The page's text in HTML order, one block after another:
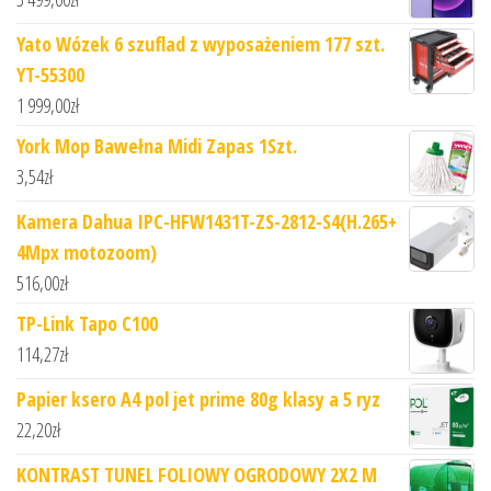
Yato Wózek 6 szuflad z wyposażeniem 177 szt.
YT-55300
1 999,00zł
York Mop Bawełna Midi Zapas 1Szt.
3,54zł
Kamera Dahua IPC-HFW1431T-ZS-2812-S4(H.265+
4Mpx motozoom)
516,00zł
TP-Link Tapo C100
114,27zł
Papier ksero A4 pol jet prime 80g klasy a 5 ryz
22,20zł
KONTRAST TUNEL FOLIOWY OGRODOWY 2X2 M